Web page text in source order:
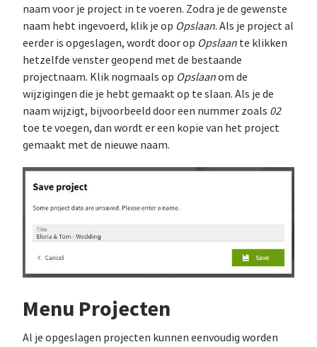
naam voor je project in te voeren. Zodra je de gewenste
naam hebt ingevoerd, klik je op Opslaan. Als je project al
eerder is opgeslagen, wordt door op Opslaan te klikken
hetzelfde venster geopend met de bestaande
projectnaam. Klik nogmaals op Opslaanom de
wijzigingen die je hebt gemaakt op te slaan. Als je de
naam wijzigt, bijvoorbeeld door een nummer zoals 02
toe te voegen, dan wordt er een kopie van het project
gemaakt met de nieuwe naam.
Menu Projecten
Al je opgeslagen projecten kunnen eenvoudig worden